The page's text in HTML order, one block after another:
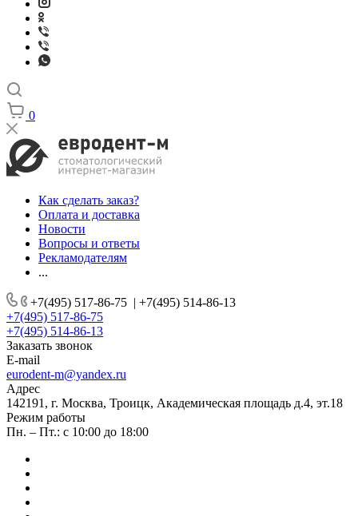
0
Как сделать заказ?
Оплата и доставка
Новости
Вопросы и ответы
Рекламодателям
...
+7(495) 517-86-75 | +7(495) 514-86-13
+7(495) 517-86-75
+7(495) 514-86-13
Заказать звонок
E-mail
eurodent-m@yandex.ru
Адрес
142191, г. Москва, Троицк, Академическая площадь д.4, эт.18
Режим работы
Пн. – Пт.: с 10:00 до 18:00